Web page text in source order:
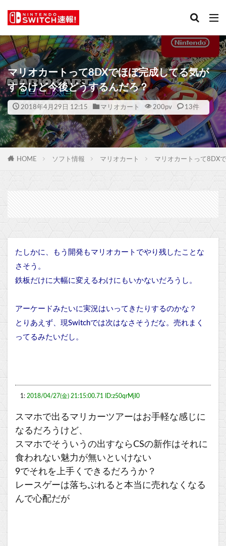
マリオカートって8DXでほぼ完成してる気が
するけど今後どうするんだろ？
2018年4月29日 12:15 マリオカート 200pv 13件
HOME ソフト情報 マリオカート マリオカートって8DX
たしかに、もう開発もマリオカートでやり残したことな
さそう。
鉄板だけに大幅に変えるわけにもいかないだろうし。
アーケードみたいに実況はいってきたりするのかな？
とりあえず、現Switchでは次はなさそうだな。売れまく
ってるみたいだし。
1: 2018/04/27(金) 21:15:00.71 ID:z50qrMjI0
スマホで出るマリカーツアーはお手軽な感じに
なるだろうけど、
スマホでそういうの出すならCSの新作はそれに
食われない魅力が無いといけない
9でそれを上手くできるだろうか？
レースゲーは落ちぶれると本当に売れなくなる
んで心配だが